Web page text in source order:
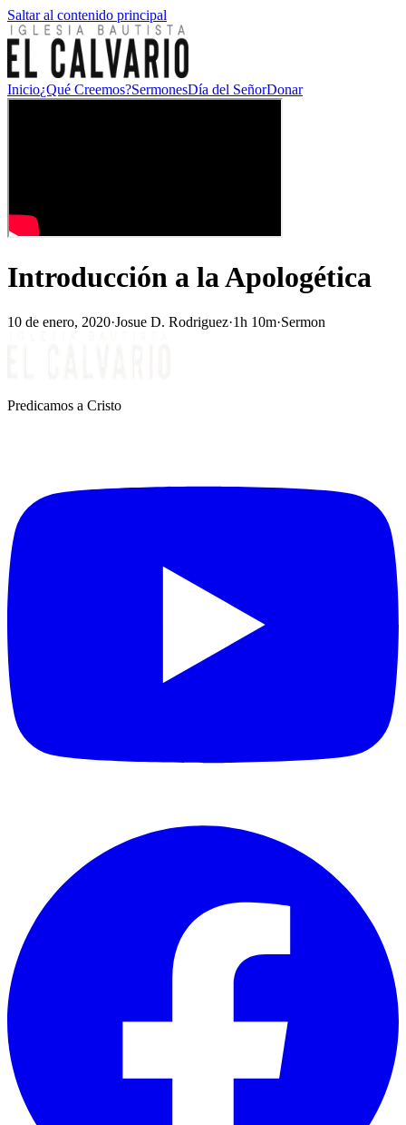
Saltar al contenido principal
Inicio¿Qué Creemos?SermonesDía del SeñorDonar
Introducción a la Apologética
10 de enero, 2020·Josue D. Rodriguez·1h 10m·Sermon
Predicamos a Cristo